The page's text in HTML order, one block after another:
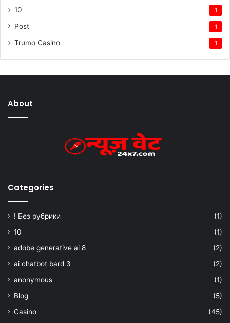
10 1
Post 1
Trumo Casino 1
About
Categories
! Без рубрики
(1)
10
(1)
adobe generative ai 8
(2)
ai chatbot bard 3
(2)
anonymous
(1)
Blog
(5)
Casino
(45)